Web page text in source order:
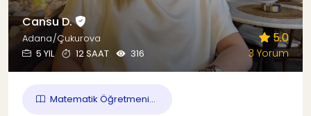
Cansu D.
Adana/Çukurova
5 YIL
12 SAAT 316
5.0
3 Yorum
Matematik Öğretmeni...